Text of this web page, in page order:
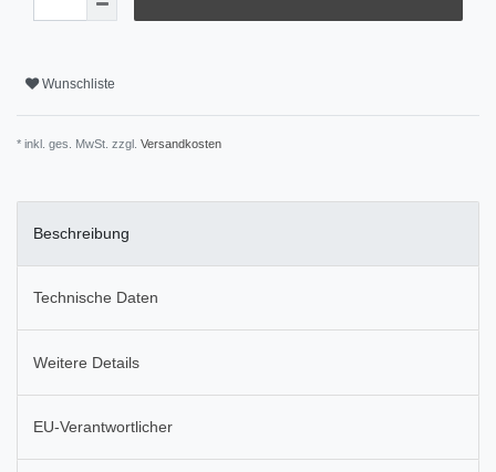
Wunschliste
* inkl. ges. MwSt. zzgl. Versandkosten
Beschreibung
Technische Daten
Weitere Details
EU-Verantwortlicher